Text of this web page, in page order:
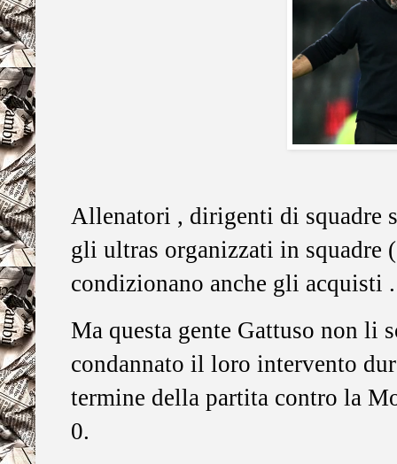
Allenatori , dirigenti di squadre
gli ultras organizzati in squadre
condizionano anche gli acquisti .
Ma questa gente Gattuso non li
condannato il loro intervento
termine della partita contro la
0.